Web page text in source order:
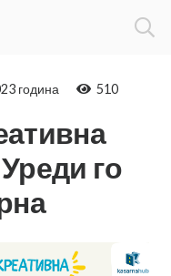
година 510
го